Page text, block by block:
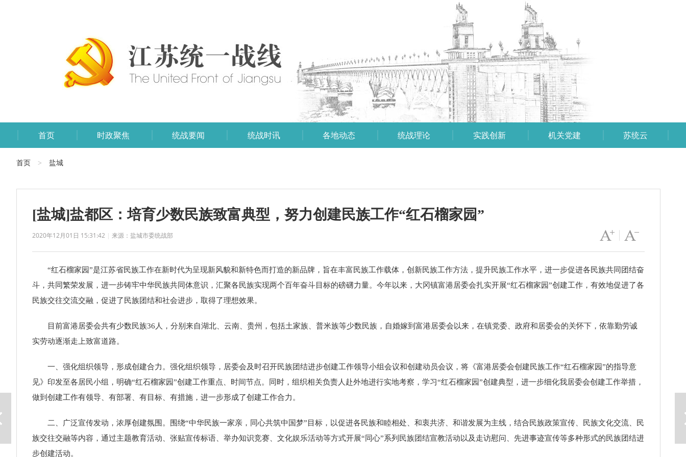
首页 时政聚焦 统战要闻 统战时讯 各地动态 统战理论 实践创新 机关党建 苏统云
首页 > 盐城
[盐城]盐都区：培育少数民族致富典型，努力创建民族工作“红石榴家园”
2020年12月01日 15:31:42 | 来源：盐城市委统战部 字号变小
“红石榴家园”是江苏省民族工作在新时代为呈现新风貌和新特色而打造的新品牌，旨在丰富民族工作载体，创新民族工作方法，提升民族工作水平，进一步促进各民族共同团结奋
斗，共同繁荣发展，进一步铸牢中华民族共同体意识，汇聚各民族实现两个百年奋斗目标的磅礴力量。今年以来，大冈镇富港居委会扎实开展“红石榴家园”创建工作，有效地促进了各
民族交往交流交融，促进了民族团结和社会进步，取得了理想效果。
目前富港居委会共有少数民族36人，分别来自湖北、云南、贵州，包括土家族、普米族等少数民族，自婚嫁到富港居委会以来，在镇党委、政府和居委会的关怀下，依靠勤劳诚
实劳动逐渐走上致富道路。
一、强化组织领导，形成创建合力。强化组织领导，居委会及时召开民族团结进步创建工作领导小组会议和创建动员会议，将《富港居委会创建民族工作“红石榴家园”的指导意
见》印发至各居民小组，明确“红石榴家园”创建工作重点、时间节点。同时，组织相关负责人赴外地进行实地考察，学习“红石榴家园”创建典型，进一步细化我居委会创建工作举措，
做到创建工作有领导、有部署、有目标、有措施，进一步形成了创建工作合力。
二、广泛宣传发动，浓厚创建氛围。围绕“中华民族一家亲，同心共筑中国梦”目标，以促进各民族和睦相处、和衷共济、和谐发展为主线，结合民族政策宣传、民族文化交流、民
族交往交融等内容，通过主题教育活动、张贴宣传标语、举办知识竞赛、文化娱乐活动等方式开展“同心”系列民族团结宣教活动以及走访慰问、先进事迹宣传等多种形式的民族团结进
步创建活动。